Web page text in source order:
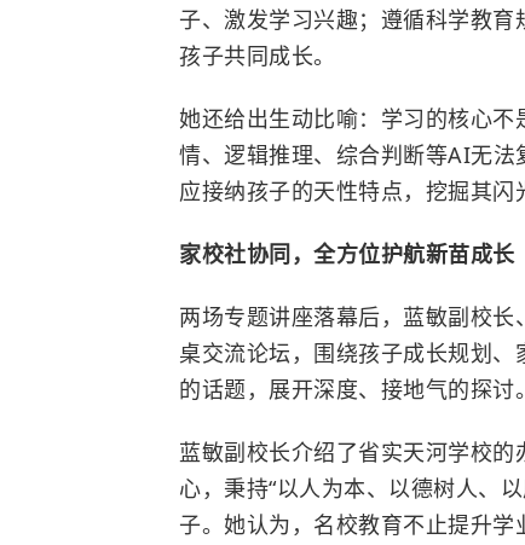
子、激发学习兴趣；遵循科学教
孩子共同成长。
她还给出生动比喻：学习的核心不
情、逻辑推理、综合判断等AI无法
应接纳孩子的天性特点，挖掘其闪
家校社协同，全方位护航新苗成长
两场专题讲座落幕后，蓝敏副校
桌交流论坛，围绕孩子成长规划
的话题，展开深度、接地气的探讨。
蓝敏副校长介绍了省实天河学校
心，秉持“以人为本、以德树人、
子。她认为，名校教育不止提升